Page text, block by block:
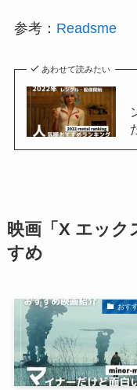
参考： Readsme
あわせて読みたい
映画「X エック
すめ
おす